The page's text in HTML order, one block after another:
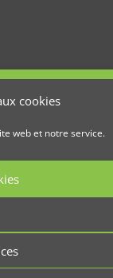
cookies
web et notre service.